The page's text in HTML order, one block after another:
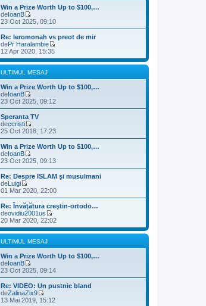
s
a
j
i
m
u
m
e
s
a
z
i
u
l
i
m
u
l
m
e
s
a
j
Win a Prize Worth Up to $100,…
deIoanB
V
e
z
i
u
l
t
i
u
l
m
e
s
a
j
23 Oct 2025, 09:10
Re: Ieromonah vs preot de mir
dePr Haralambie
e
z
u
i
m
m
s
a
12 Apr 2020, 15:35
ULTIMUL MESAJ
Win a Prize Worth Up to $100,…
deIoanB
V
e
z
i
u
l
i
m
u
m
s
a
j
23 Oct 2025, 09:12
Speranta TV
deccristi
V
e
z
i
u
l
i
m
u
m
e
s
a
25 Oct 2018, 17:23
Win a Prize Worth Up to $100,…
deIoanB
V
e
z
u
l
t
i
m
u
l
m
e
a
j
23 Oct 2025, 09:13
Re: Despre ISLAM şi musulmani
deLuigi
V
e
z
i
u
l
t
i
u
l
m
e
s
a
j
01 Mar 2020, 22:00
Re: Învăţătura creştin-ortodo…
deovidiu2001us
V
e
z
u
l
i
m
u
l
m
e
20 Mar 2020, 22:02
ULTIMUL MESAJ
Win a Prize Worth Up to $100,…
deIoanB
V
e
z
i
u
l
23 Oct 2025, 09:14
Re: VIDEO: Un pustnic bland
deZalinaZix9
V
13 Mai 2019, 15:12